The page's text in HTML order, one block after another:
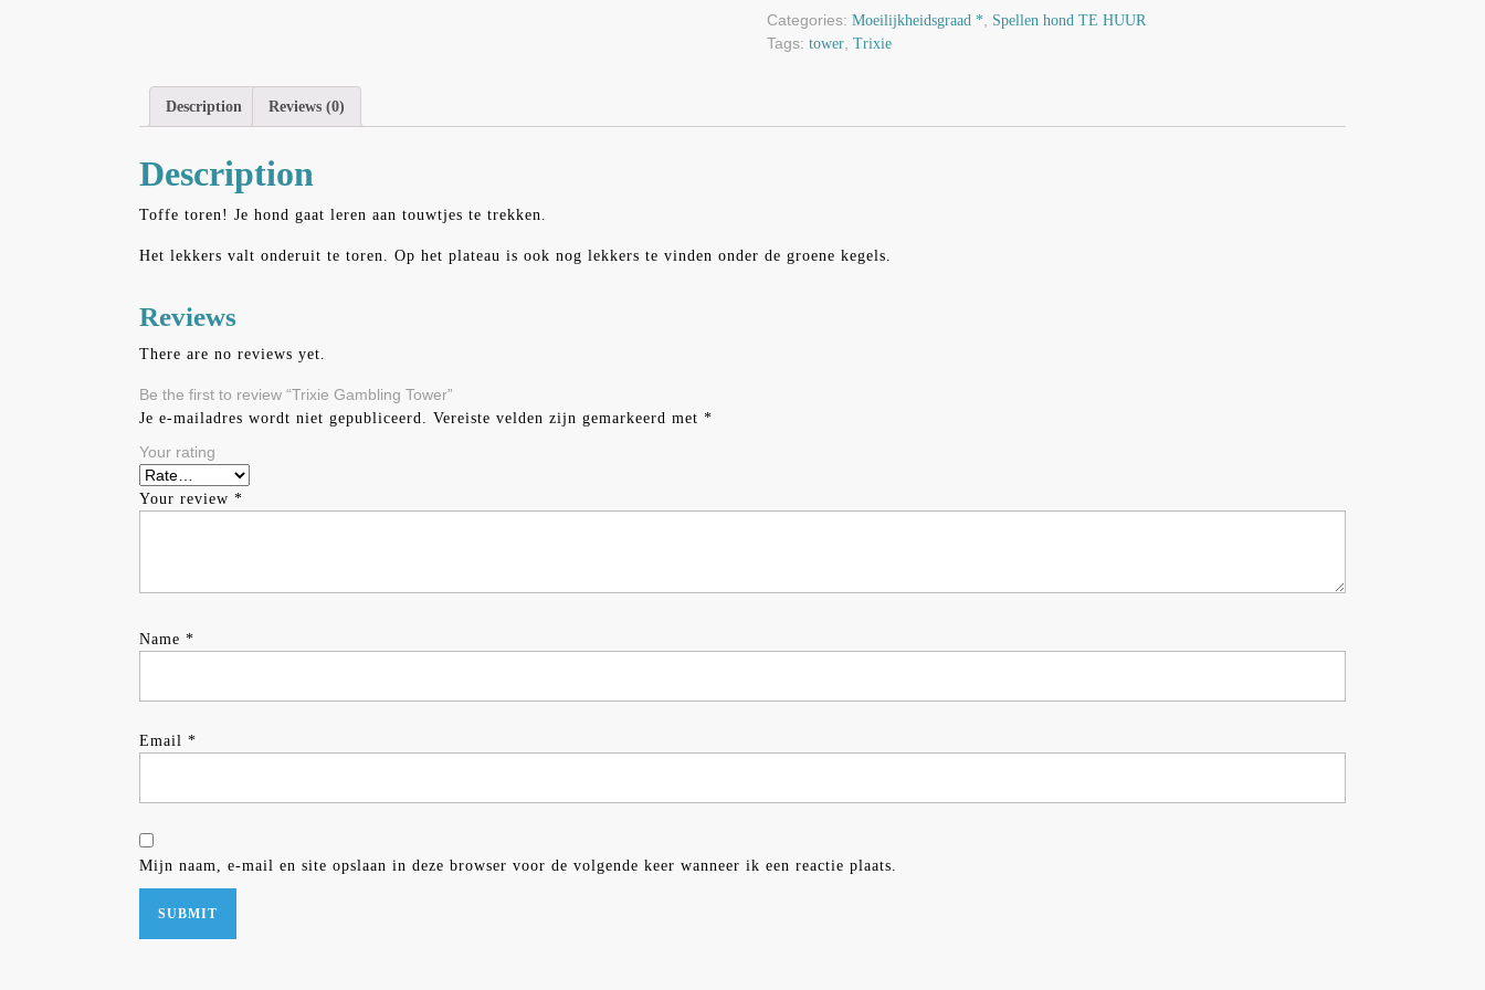
Categories: Moeilijkheidsgraad *, Spellen hond TE HUUR
Tags: tower, Trixie
Description Reviews (0)
Description
Toffe toren! Je hond gaat leren aan touwtjes te trekken.
Het lekkers valt onderuit te toren. Op het plateau is ook nog lekkers te vinden onder de groene kegels.
Reviews
There are no reviews yet.
Be the first to review “Trixie Gambling Tower”
Je e-mailadres wordt niet gepubliceerd. Vereiste velden zijn gemarkeerd met *
Your rating
Your review *
Name *
Email *
Mijn naam, e-mail en site opslaan in deze browser voor de volgende keer wanneer ik een reactie plaats.